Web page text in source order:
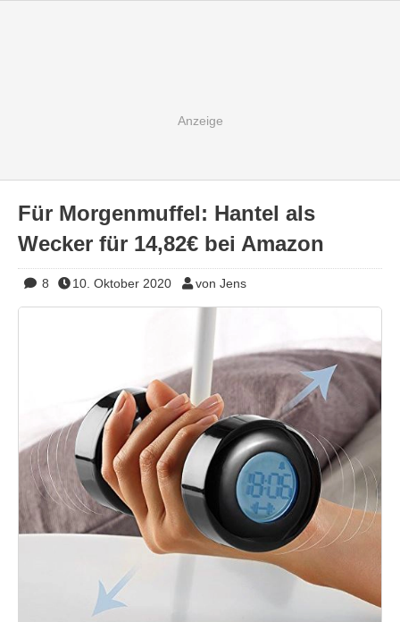
Für Morgenmuffel: Hantel als
Wecker für 14,82€ bei Amazon
8 10. Oktober 2020 von Jens